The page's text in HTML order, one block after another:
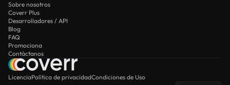
Sobre nosotros
Coverr Plus
Desarrolladores / API
Blog
FAQ
Promociona
Contáctanos
LicenciaPolítica de privacidadCondiciones de Uso